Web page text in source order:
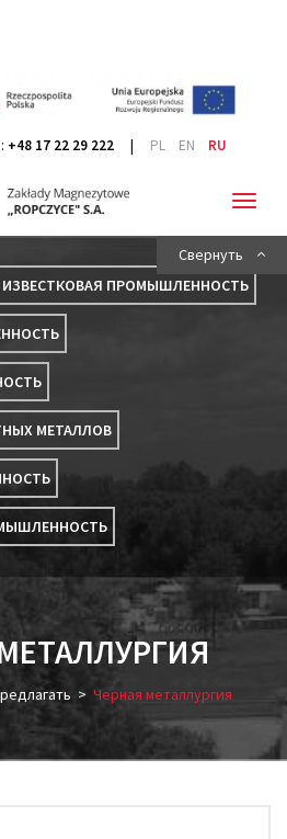
+48 17 22 29 222 | PL EN RU
ИЗВЕСТКОВАЯ ПРОМЫШЛЕННОСТЬ
МЕТАЛЛОВ
Свернуть
> Черная металлургия